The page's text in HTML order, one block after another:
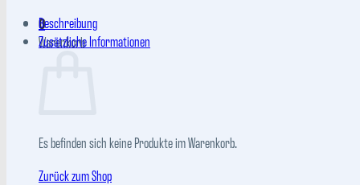
0
Warenkorb
Es befinden sich keine Produkte im Warenkorb.
Zurück zum Shop
Beschreibung
Zusätzliche Informationen